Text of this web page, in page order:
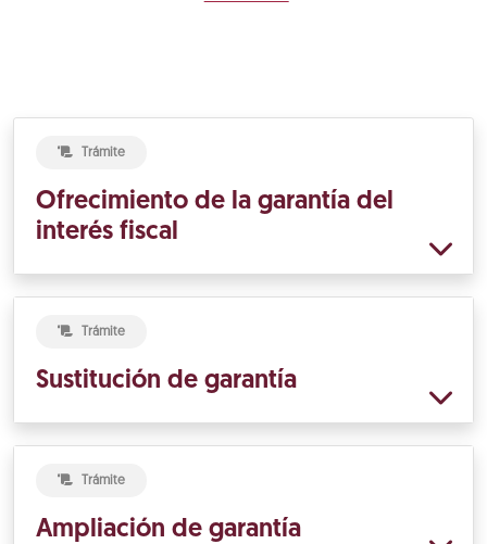
Trámite
Ofrecimiento de la garantía del
interés fiscal
Trámite
Sustitución de garantía
Trámite
Ampliación de garantía